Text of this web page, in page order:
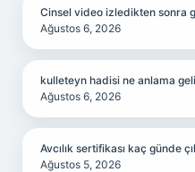
Cinsel video izledikten sonra
Ağustos 6, 2026
kulleteyn hadisi ne anlama
Ağustos 6, 2026
Avcılık sertifikası kaç günde
Ağustos 5, 2026